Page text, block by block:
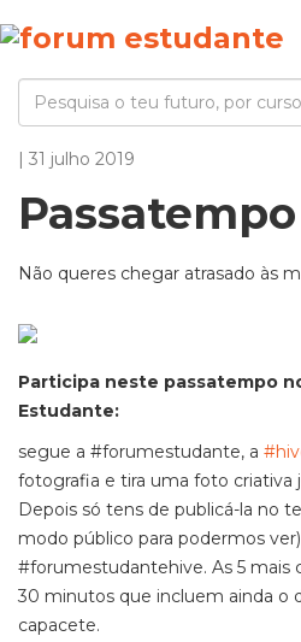
| 31 julho 2019
Não queres chegar atrasado às
Participa neste passatempo
Estudante:
segue a #forumestudante, a
fotografia e tira uma foto
Depois só tens de publicá-la no
modo público para podermos
#forumestudantehive. As 5 mais
30 minutos que incluem ainda o
capacete.